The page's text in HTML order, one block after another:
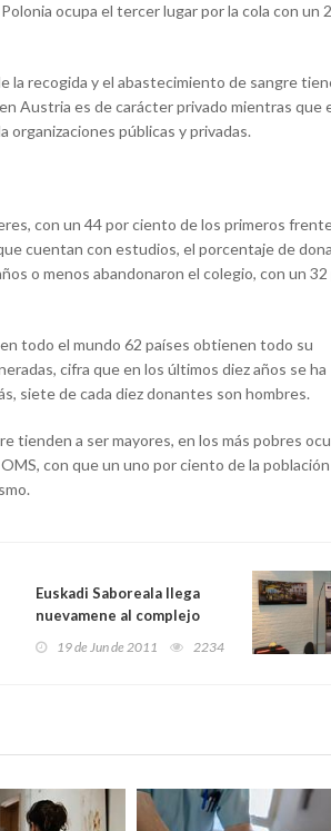
ocupa el tercer lugar por la cola con un
la recogida y el abastecimiento de sangre
Austria es de carácter privado mientras que
organizaciones públicas y privadas.
con un 44 por ciento de los primeros
cuentan con estudios, el porcentaje de
o menos abandonaron el colegio, con un
todo el mundo 62 países obtienen todo su
cifra que en los últimos diez años se ha
siete de cada diez donantes son hombres.
tienden a ser mayores, en los más pobres
con que un uno por ciento de la
Euskadi Saboreala llega
nuevamene al complejo
teatral Paseo La Plaza de
19 de Jun de 2011 2234